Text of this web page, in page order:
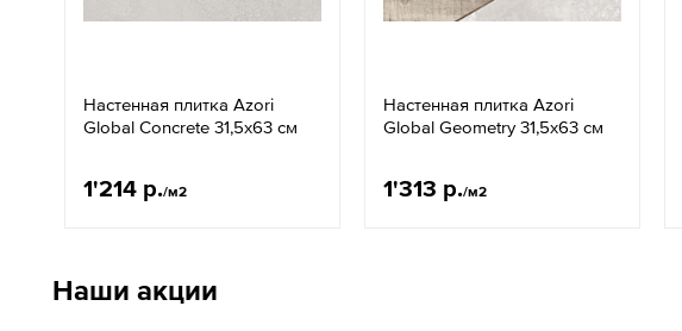
Настенная плитка Azori
Global Concrete 31,5x63 см
1'214 р./м2
Настенная плитка Azori
Global Geometry 31,5x63 см
1'313 р./м2
Наши акции